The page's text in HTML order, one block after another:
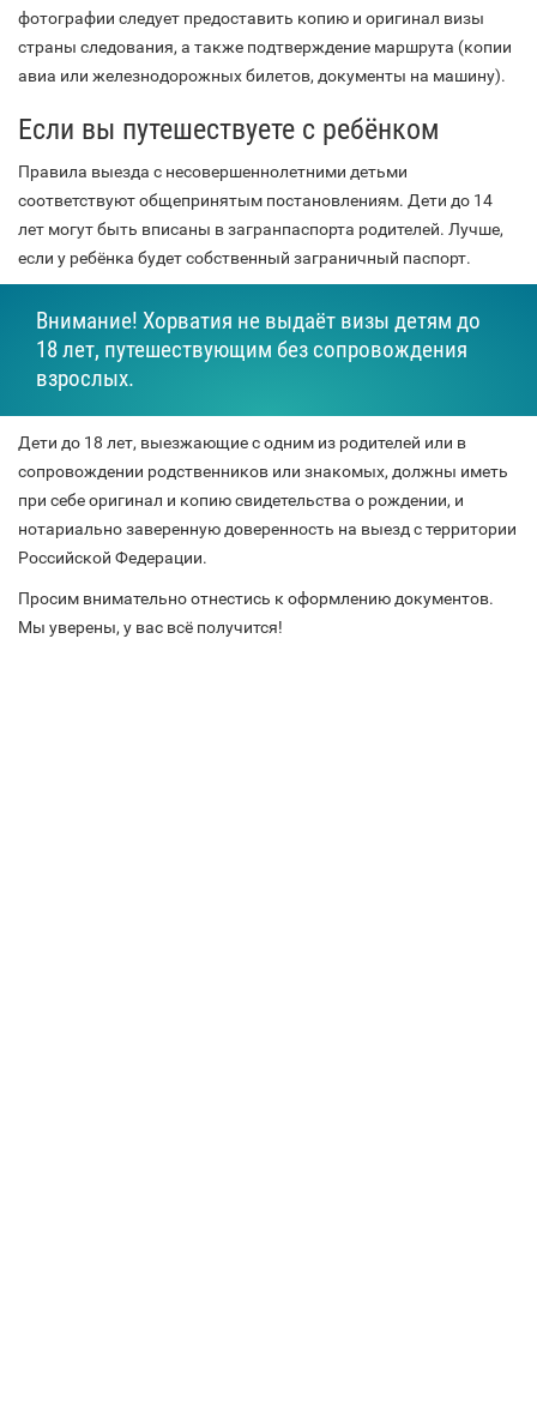
фотографии следует предоставить копию и оригинал визы
страны следования, а также подтверждение маршрута (копии
авиа или железнодорожных билетов, документы на машину).
Если вы путешествуете с ребёнком
Правила выезда с несовершеннолетними детьми
соответствуют общепринятым постановлениям. Дети до 14
лет могут быть вписаны в загранпаспорта родителей. Лучше,
если у ребёнка будет собственный заграничный паспорт.
Внимание! Хорватия не выдаёт визы детям до
18 лет, путешествующим без сопровождения
взрослых.
Дети до 18 лет, выезжающие с одним из родителей или в
сопровождении родственников или знакомых, должны иметь
при себе оригинал и копию свидетельства о рождении, и
нотариально заверенную доверенность на выезд с территории
Российской Федерации.
Просим внимательно отнестись к оформлению документов.
Мы уверены, у вас всё получится!